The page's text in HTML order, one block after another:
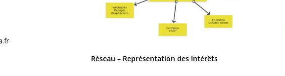
Réseau – Représentation des intérêts